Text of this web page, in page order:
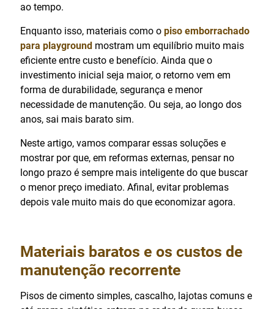
ao tempo.
Enquanto isso, materiais como o piso emborrachado
para playground mostram um equilíbrio muito mais
eficiente entre custo e benefício. Ainda que o
investimento inicial seja maior, o retorno vem em
forma de durabilidade, segurança e menor
necessidade de manutenção. Ou seja, ao longo dos
anos, sai mais barato sim.
Neste artigo, vamos comparar essas soluções e
mostrar por que, em reformas externas, pensar no
longo prazo é sempre mais inteligente do que buscar
o menor preço imediato. Afinal, evitar problemas
depois vale muito mais do que economizar agora.
Materiais baratos e os custos de
manutenção recorrente
Pisos de cimento simples, cascalho, lajotas comuns e